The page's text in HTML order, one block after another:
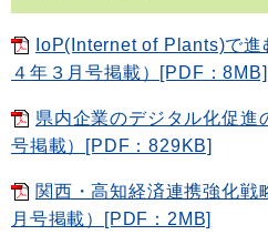
IoP(Internet of Plants)で
４年３月号掲載）[PDF：8MB]
県内企業のデジタル化促進
号掲載）[PDF：829KB]
関西・高知経済連携強化戦
月号掲載）[PDF：2MB]